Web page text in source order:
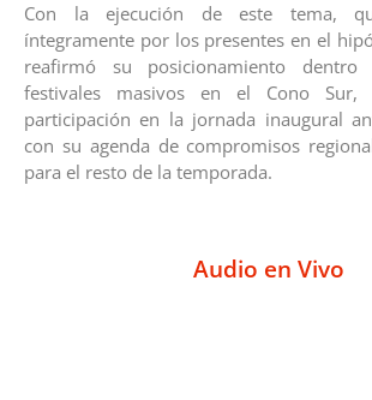
Con la ejecución de este tema,
íntegramente por los presentes en el
reafirmó su posicionamiento
festivales masivos en el Cono Sur,
participación en la jornada inaugural
con su agenda de compromisos
para el resto de la temporada.
Audio en Vivo